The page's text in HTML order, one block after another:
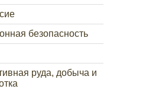
безопасность
руда, добыча и